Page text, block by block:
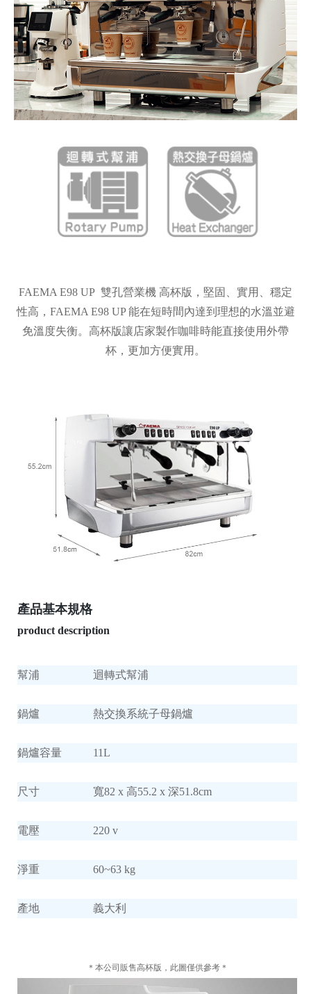
FAEMA E98 UP 雙孔營業機 高杯版 ，堅固、實用、穩定
性高，FAEMA E98 UP 能在短時間內達到理想的水溫並避
免溫度失衡。 高杯版讓店家製作咖啡時能直接使用外帶
杯，更加方便實用 。
產品基本規格
product description
幫浦 迴轉式幫浦
鍋爐 熱交換系統子母鍋爐
鍋爐容量 11L
尺寸 寬82 x 高55.2 x 深51.8cm
電壓 220 v
淨重 60~63 kg
產地 義大利
＊本公司販售高杯版，此圖僅供參考＊